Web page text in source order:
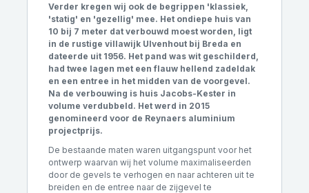
Verder kregen wij ook de begrippen 'klassiek,
'statig' en 'gezellig' mee. Het ondiepe huis van
10 bij 7 meter dat verbouwd moest worden, ligt
in de rustige villawijk Ulvenhout bij Breda en
dateerde uit 1956. Het pand was wit geschilderd,
had twee lagen met een flauw hellend zadeldak
en een entree in het midden van de voorgevel.
Na de verbouwing is huis Jacobs-Kester in
volume verdubbeld. Het werd in 2015
genomineerd voor de Reynaers aluminium
projectprijs.
De bestaande maten waren uitgangspunt voor het
ontwerp waarvan wij het volume maximaliseerden
door de gevels te verhogen en naar achteren uit te
breiden en de entree naar de zijgevel te